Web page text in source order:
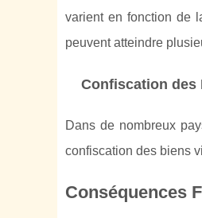
varient en fonction de
peuvent atteindre
Confiscation des
Dans de nombreux
confiscation des biens
Conséquences